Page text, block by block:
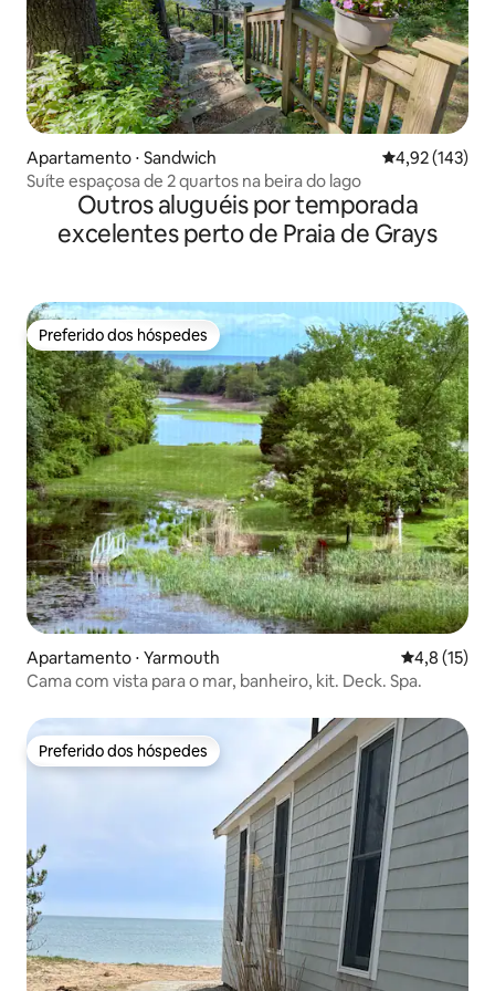
Apartamento ⋅ Sandwich 4,92 de uma
4,92 (143)
Suíte espaçosa de 2 quartos na beira do lago
Outros aluguéis por temporada
excelentes perto de Praia de Grays
Preferido dos hóspedes
Preferido dos hóspedes
Apartamento ⋅ Yarmouth 4,8 de uma
4,8 (15)
Cama com vista para o mar, banheiro, kit. Deck. Spa.
Preferido dos hóspedes
Preferido dos hóspedes